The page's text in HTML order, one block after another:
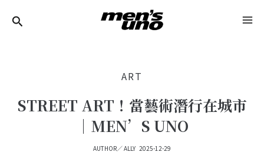
ART
STREET ART！當藝術潛行在城市
｜MEN’S UNO
AUTHOR／ALLY 2025-12-29
Navigation